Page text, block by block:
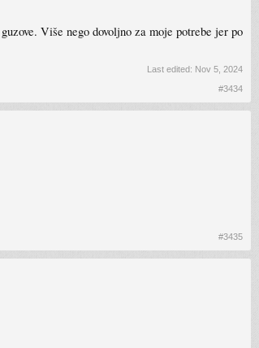
Više nego dovoljno za moje potrebe jer po
Last edited: Nov 5, 2024
#3434
#3435